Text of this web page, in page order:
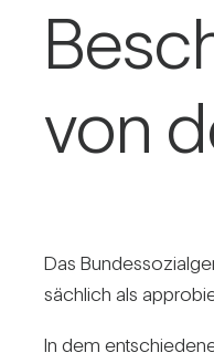
von
Das
säch­lich als
In dem